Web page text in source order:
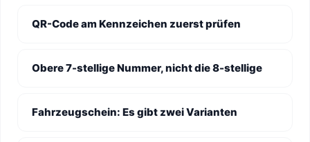
QR-Code am Kennzeichen zuerst prüfen
Obere 7-stellige Nummer, nicht die 8-stellige
Fahrzeugschein: Es gibt zwei Varianten